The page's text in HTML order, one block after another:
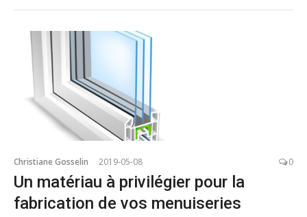
Christiane Gosselin 2019-05-08 0
Un matériau à privilégier pour la
fabrication de vos menuiseries